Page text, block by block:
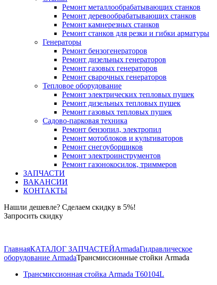
Ремонт металлообрабатывающих станков
Ремонт деревообрабатывающих станков
Ремонт камнерезных станков
Ремонт станков для резки и гибки арматуры
Генераторы
Ремонт бензогенераторов
Ремонт дизельных генераторов
Ремонт газовых генераторов
Ремонт сварочных генераторов
Тепловое оборудование
Ремонт электрических тепловых пушек
Ремонт дизельных тепловых пушек
Ремонт газовых тепловых пушек
Садово-парковая техника
Ремонт бензопил, электропил
Ремонт мотоблоков и культиваторов
Ремонт снегоуборщиков
Ремонт электроинструментов
Ремонт газонокосилок, триммеров
ЗАПЧАСТИ
ВАКАНСИИ
КОНТАКТЫ
Нашли дешевле? Сделаем скидку в 5%!
Запросить скидку
ГлавнаяКАТАЛОГ ЗАПЧАСТЕЙArmadaГидравлическое
оборудование ArmadaТрансмиссионные стойки Armada
Трансмиссионная стойка Armada T60104L